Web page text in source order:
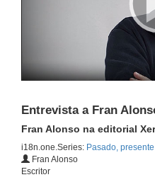
Entrevista a Fran
Fran Alonso na editorial
i18n.one.Series: Pasado,
Fran Alonso
Escritor